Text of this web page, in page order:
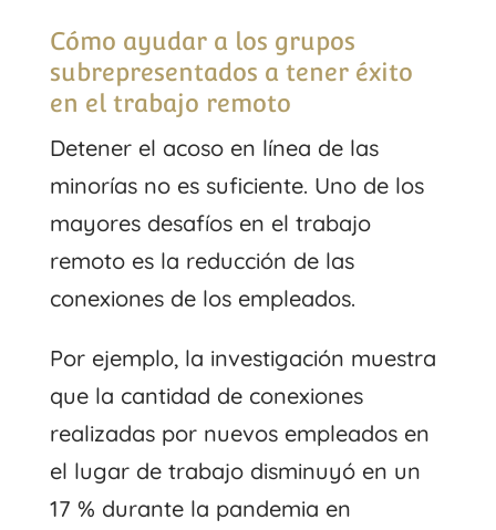
Cómo ayudar a los grupos
subrepresentados a tener éxito
en el trabajo remoto
Detener el acoso en línea de las
minorías no es suficiente. Uno de los
mayores desafíos en el trabajo
remoto es la reducción de las
conexiones de los empleados.
Por ejemplo, la investigación muestra
que la cantidad de conexiones
realizadas por nuevos empleados en
el lugar de trabajo disminuyó en un
17 % durante la pandemia en